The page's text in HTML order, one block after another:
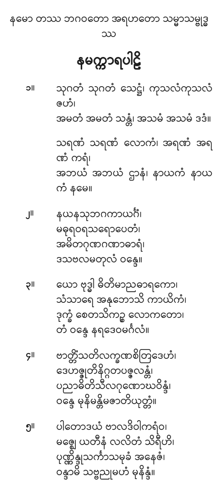
နမော တဿ ဘဂဝတော အရဟတော သမ္မာသမ္ဗုဒ္ဓ
ဿ
နမက္ကာရပါဠိ
၁။ သုဂတံ သုဂတံ သေဋ္ဌံ၊ ကုသလံကုသလံ
ဇဟံ၊
အမတံ အမတံ သန္တံ၊ အသမံ အသမံ ဒဒံ။
သရဏံ သရဏံ လောကံ၊ အရဏံ အရ
ဏံ ကရံ၊
အဘယံ အဘယံ ဌာနံ၊ နာယကံ နာယ
ကံ နမေ။
၂။
နယနသုဘဂကာယင်္ဂံ၊
မဓုရဝရသရောပေတံ၊
အမိတဂုဏဂဏာဓာရံ၊
ဒသဗလမတုလံ ဝန္ဒေ။
၃။
ယော ဗုဒ္ဓါ ဓိတိမာညဓာရကော၊
သံသာရေ အနုဘောသိ ကာယိကံ၊
ဒုက္ခံ စေတသိကဉ္စ လောကတော၊
တံ ဝန္ဒေ နရဒေဝမင်္ဂလံ။
၄။
ဗာတ္တိံသတိလက္ခဏစိတြဒေဟံ၊
ဒေဟဇ္ဇုတိနိဂ္ဂတပဇ္ဇလန္တံ၊
ပညာဓိတိသီလဂုဏောဃဝိန္ဒံ၊
ဝန္ဒေ မုနိမန္တိမဇာတိယုတ္တံ။
၅။
ပါတောဒယံ ဗာလဒိဝါကရံဝ၊
မဇ္ဈေ ယတီနံ လလိတံ သိရီဟိ၊
ပုဏ္ဏိန္ဒုသင်္ကာသမုခံ အနေဇံ၊
ဝန္ဒာမိ သဗ္ဗညုမဟံ မုနိန္ဒံ။